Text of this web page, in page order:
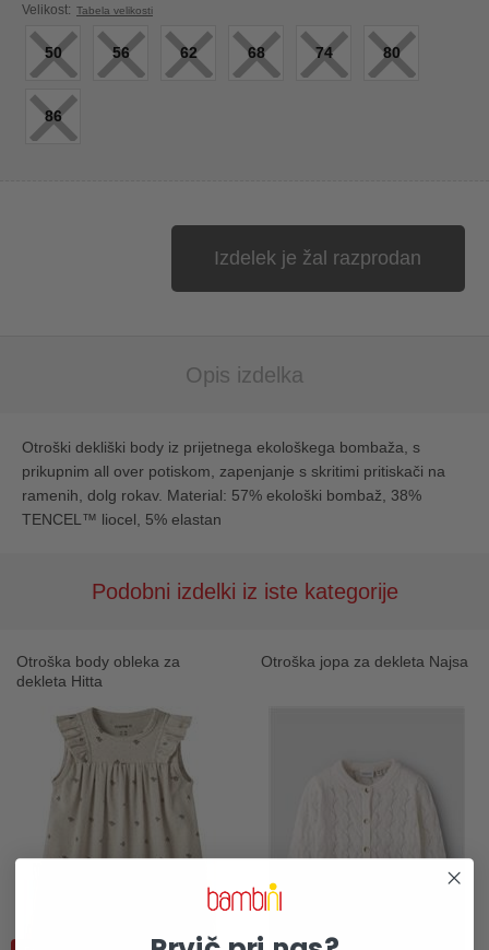
Velikost: Tabela velikosti
50
× 56
× 62
× 68
× 74
× 80
×
86
×
Izdelek je žal razprodan
Opis izdelka
Otroški dekliški body iz prijetnega ekološkega bombaža, s
prikupnim all over potiskom, zapenjanje s skritimi pritiskači na
ramenih, dolg rokav. Material: 57% ekološki bombaž, 38%
TENCEL™ liocel, 5% elastan
Podobni izdelki iz iste kategorije
Otroška body obleka za
dekleta Hitta
Otroška jopa za dekleta Najsa